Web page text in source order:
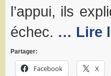
l’appui, ils
échec. … Lire
Partager:
Facebook X